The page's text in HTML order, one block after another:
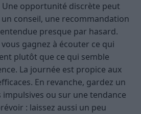
opportunité discrète peut
conseil, une recommandation
presque par hasard.
gagnez à écouter ce qui
plutôt que ce qui semble
La journée est propice aux
En revanche, gardez un
ou sur une tendance
: laissez aussi un peu